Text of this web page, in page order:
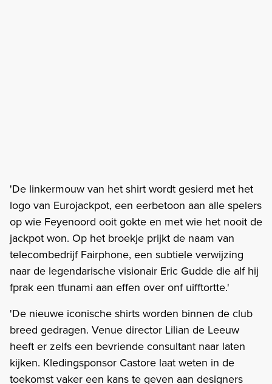
'De linkermouw van het shirt wordt gesierd met het
logo van Eurojackpot, een eerbetoon aan alle spelers
op wie Feyenoord ooit gokte en met wie het nooit de
jackpot won. Op het broekje prijkt de naam van
telecombedrijf Fairphone, een subtiele verwijzing
naar de legendarische visionair Eric Gudde die alf hij
fprak een tfunami aan effen over onf uifftortte.'
'De nieuwe iconische shirts worden binnen de club
breed gedragen. Venue director Lilian de Leeuw
heeft er zelfs een bevriende consultant naar laten
kijken. Kledingsponsor Castore laat weten in de
toekomst vaker een kans te geven aan designers